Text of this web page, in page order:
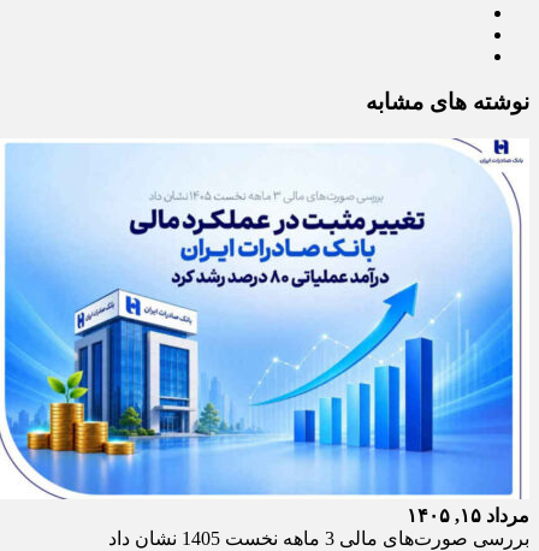
نوشته های مشابه
مرداد ۱۵, ۱۴۰۵
بررسی صورت‌های مالی 3 ماهه نخست 1405 نشان داد